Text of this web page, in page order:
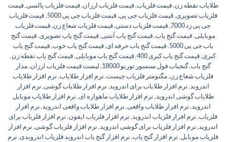
طلایاب نقطه زن,قیمت فلزیاب,قیمت فلزیاب ارزان,قیمت فلزیاب پالسی,قیمت
فلزیاب تصویری,قیمت فلزیاب جی پی,قیمت فلزیاب جی پی 5000 ,قیمت فلزیاب
جی پی زد 7000
,قیمت فلزیاب دستی,قیمت فلزیاب شعاع زن,قیمت فلزیاب
موبایلی,قیمت گنج یاب,قیمت گنج یاب آنتنی,قیمت گنج یاب تصویری,قیمت گنج
یاب جی پی 5000
,قیمت گنج یاب حرفه ای,قیمت گنج یاب خوب,قیمت گنج یاب
کبری,قیمت گنج یاب کبری 400 ,قیمت گنج یاب موبایلی,قیمت گنج یاب نقطه زن,
گنج یاب,گنجیاب فول سنسور توربو 18000 ,لیست قیمت فلزیاب ارزان,مدار
فلزیاب شعاع زن,مگنومتر فلزیاب چیست,نرم افزار طلایاب,نرم افزار طلایاب
اندروید,نرم افزار طلایاب برای اندروید,نرم افزار طلایاب گوشی,نرم افزار
طلایاب گوشی اندروید,نرم افزار طلایاب ماهواره ای,نرم افزار طلایاب موبایل
اندروید,نرم افزار طلایاب واقعی,نرم افزار طلایاب واقعی اندروید,نرم افزار
فلزیاب,نرم افزار فلزیاب اندروید,نرم افزار فلزیاب ایفون,نرم افزار فلزیاب برای
اندروید,نرم افزار فلزیاب برای گوشی اندروید,نرم افزار فلزیاب گوشی,نرم افزار
فلزیاب موبایل,نرم افزار گنج یاب,نرم افزار گنج یاب اندروید فلزیاب اندرویدی,نرم